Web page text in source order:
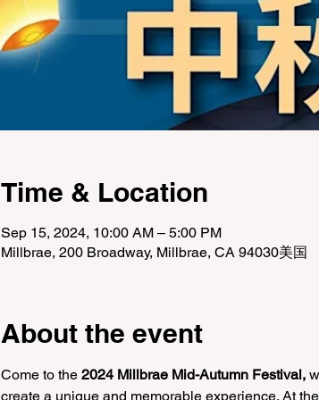
Time & Location
Sep 15, 2024, 10:00 AM – 5:00 PM
Millbrae, 200 Broadway, Millbrae, CA 94030美国
About the event
Come to the 2024 Millbrae Mid-Autumn Festival,
create a unique and memorable experience. At